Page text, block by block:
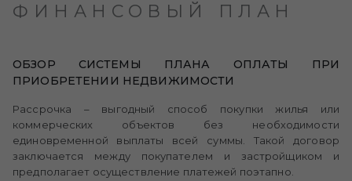
ФИНАНСОВЫЙ ПЛАН
ОБЗОР СИСТЕМЫ ПЛАНА ОПЛАТЫ ПРИ
ПРИОБРЕТЕНИИ НЕДВИЖИМОСТИ
Рассрочка – выгодный способ покупки жилья или
коммерческих объектов без необходимости
единовременной выплаты всей суммы. Такой договор
заключается между покупателем и застройщиком и
предполагает осуществление платежей поэтапно.